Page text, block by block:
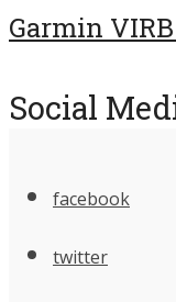
Garmin
Social
facebook
twitter